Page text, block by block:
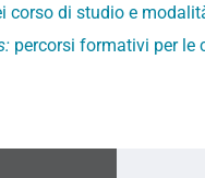
corso di studio e
percorsi formativi per le